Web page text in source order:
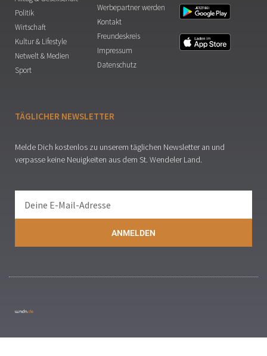
Politik
Wirtschaft
Kultur & Lifestyle
Netwelt & Medien
Sport
Werbepartner werden
Kontakt
Freundeskreis
Impressum
Datenschutz
TÄGLICHER NEWSLETTER
Melde Dich kostenlos zu unserem täglichen Newsletter an und
verpasse keine Neuigkeiten aus dem St. Wendeler Land.
ANMELDEN